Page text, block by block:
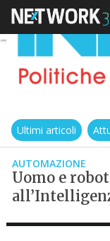
Ultimi articoli
AUTOMAZIONE
Uomo e